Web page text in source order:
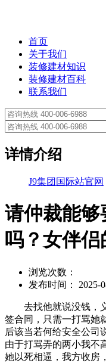
首页
关于我们
装修建材知识
装修建材百科
联系我们
详情介绍
J9集团国际站官网
请仲裁能
吗？女伴侣
浏览次数：
发布时间： 2025-
去找他就说没钱，义
签合同，只需一打骂她
后该当若何给安全公司
由于打骂弄的两小我不
她以死相逼，我方收房